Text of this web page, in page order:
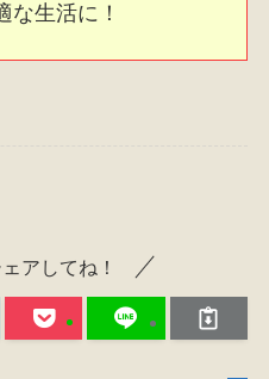
な生活に！
アしてね！